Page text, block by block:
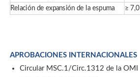
Relación de expansión de la espuma
≥ 7,0
APROBACIONES INTERNACIONALES
Circular MSC.1/Circ.1312 de la OMI